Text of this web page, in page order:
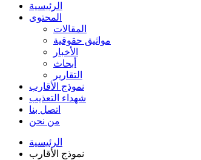
الرئيسية
المحتوى
المقالات
مواثيق حقوقية
الأخبار
أبحاث
التقارير
نموذج الأقارب
شهداء التعذيب
اتصل بنا
من نحن
الرئيسية
نموذج الأقارب